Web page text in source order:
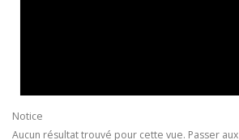
Notice
Aucun résultat trouvé pour cette vue. Passer aux